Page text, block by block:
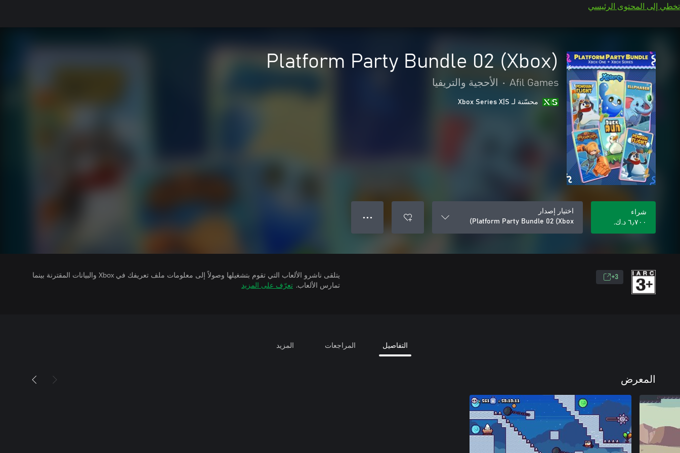
تخطي إلى المحتوى الرئيسي
Platform Party Bundle 02 (Xbox)
Afil Games
• الأحجية والتريفيا
محسّنة لـ Xbox Series X|S
شراء
٦٫٧٠٠ د.ك.‏
اختيار إصدار
Platform Party Bundle 02 (Xbox)
● ● ●
3+
يتلقى ناشرو الألعاب التي تقوم بتشغيلها وصولاً إلى معلومات ملف تعريفك في Xbox والبيانات المقترنة بينما
تمارس الألعاب. تعرّف على المزيد
التفاصيل المراجعات المزيد
المعرض